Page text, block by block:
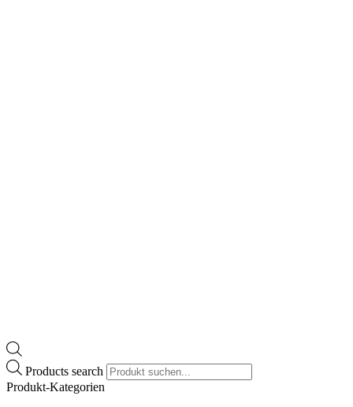
Products search
Produkt-Kategorien